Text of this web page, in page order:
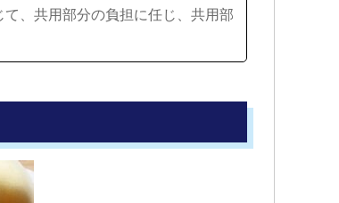
、共用部分の負担に任じ、共用部